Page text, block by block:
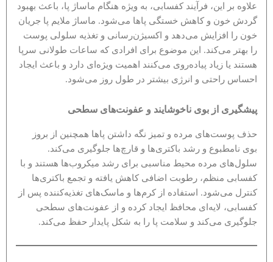
علاوه بر این، فرآیند کفسابی، به ویژه هنگام ماساژ پا، باعث بهبود
گردش خون و کاهش خستگی پاها می‌شود. ماساژ ملایم پا جریان
خون را افزایش می‌دهد و اکسیژن‌رسانی و تغذیه سلولی پوست
را بهتر می‌کند. این موضوع برای افرادی که ساعات طولانی سرپا
هستند یا زیاد پیاده‌روی می‌کنند اهمیت ویژه‌ای دارد و باعث ایجاد
احساس راحتی و انرژی بیشتر در طول روز می‌شود.
پیشگیری از بوی ناخوشایند و عفونت‌های سطحی
حذف پوست‌های مرده و تمیز نگه داشتن پاها همچنین از بروز
بوی نامطبوع و رشد باکتری‌ها و قارچ‌ها جلوگیری می‌کند.
سلول‌های مرده محیط مناسبی برای رشد میکروب‌ها هستند و با
کفسابی منظم، رطوبت اضافی کاهش یافته و تجمع باکتری‌ها
کنترل می‌شود. استفاده از کرم‌ها و ماسک‌های تغذیه‌کننده پس از
کفسابی، لایه‌ای محافظ ایجاد کرده و از عفونت‌های سطحی
جلوگیری می‌کند و سلامت پا را به شکل پایدار حفظ می‌کند.